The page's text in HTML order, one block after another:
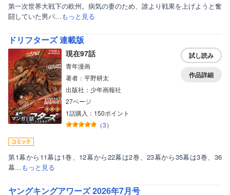
第一次世界大戦下の欧州。病気の妻のため、誰より戦果を上げようと奮
闘していた男パ…もっと見る
ドリフターズ 連載版
マンガ｜話
現在97話
青年漫画
著者：平野耕太
出版社：少年画報社
27ページ
1話購入：150ポイント
（3）
試し読み
作品詳細
第1幕から11幕は1巻、12幕から22幕は2巻、23幕から35幕は3巻、36
幕…もっと見る
ヤングキングアワーズ 2026年7月号